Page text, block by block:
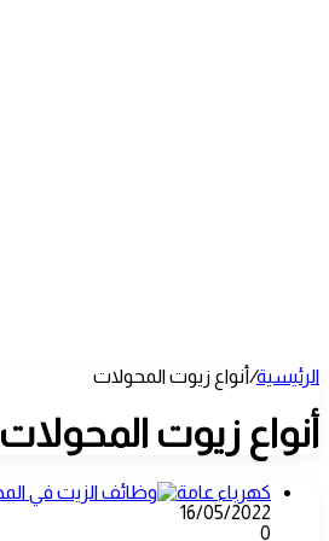
الرئيسية/أنواع زيوت المحولات
أنواع زيوت المحولات
كهرباء عامة
16/05/2022
0